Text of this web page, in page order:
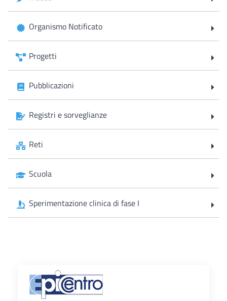
Organismo Notificato
Progetti
Pubblicazioni
Registri e sorveglianze
Reti
Scuola
Sperimentazione clinica di fase I